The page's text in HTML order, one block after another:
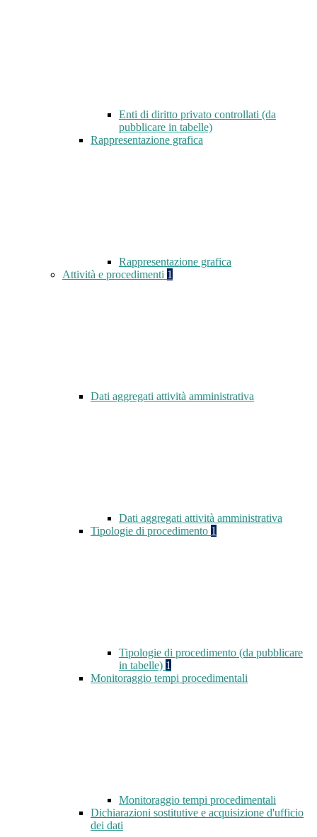
Enti di diritto privato controllati (da
pubblicare in tabelle)
Rappresentazione grafica
Rappresentazione grafica
Attività e procedimenti 1
Dati aggregati attività amministrativa
Dati aggregati attività amministrativa
Tipologie di procedimento 1
Tipologie di procedimento (da pubblicare
in tabelle) 1
Monitoraggio tempi procedimentali
Monitoraggio tempi procedimentali
Dichiarazioni sostitutive e acquisizione d'ufficio
dei dati